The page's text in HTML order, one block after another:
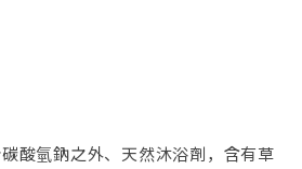
酸氫鈉之外、天然沐浴劑，含有草